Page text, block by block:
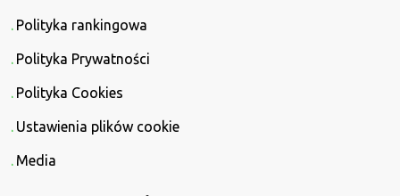
Polityka rankingowa
Polityka Prywatności
Polityka Cookies
Ustawienia plików cookie
Media